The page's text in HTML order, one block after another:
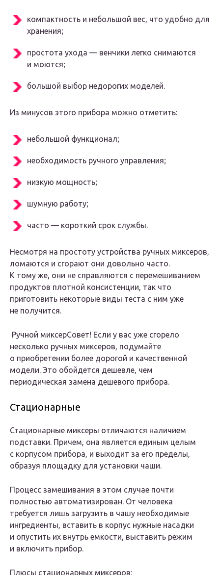
компактность и небольшой вес, что удобно для
хранения;
простота ухода — венчики легко снимаются
и моются;
большой выбор недорогих моделей.
Из минусов этого прибора можно отметить:
небольшой функционал;
необходимость ручного управления;
низкую мощность;
шумную работу;
часто — короткий срок службы.
Несмотря на простоту устройства ручных миксеров,
ломаются и сгорают они довольно часто.
К тому же, они не справляются с перемешиванием
продуктов плотной консистенции, так что
приготовить некоторые виды теста с ним уже
не получится.
Ручной миксерСовет! Если у вас уже сгорело
несколько ручных миксеров, подумайте
о приобретении более дорогой и качественной
модели. Это обойдется дешевле, чем
периодическая замена дешевого прибора.
Стационарные
Стационарные миксеры отличаются наличием
подставки. Причем, она является единым целым
с корпусом прибора, и выходит за его пределы,
образуя площадку для установки чаши.
Процесс замешивания в этом случае почти
полностью автоматизирован. От человека
требуется лишь загрузить в чашу необходимые
ингредиенты, вставить в корпус нужные насадки
и опустить их внутрь емкости, выставить режим
и включить прибор.
Плюсы стационарных миксеров: